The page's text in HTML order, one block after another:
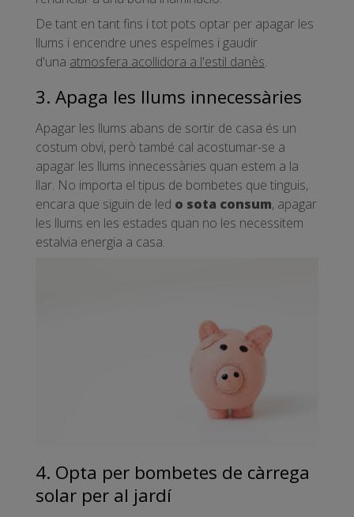
De tant en tant fins i tot pots optar per apagar les
llums i encendre unes espelmes i gaudir
d'una atmosfera acollidora a l'estil danès.
3. Apaga les llums innecessàries
Apagar les llums abans de sortir de casa és un
costum obvi, però també cal acostumar-se a
apagar les llums innecessàries quan estem a la
llar. No importa el tipus de bombetes que tinguis,
encara que siguin de led o sota consum, apagar
les llums en les estades quan no les necessitem
estalvia energia a casa.
4. Opta per bombetes de càrrega
solar per al jardí